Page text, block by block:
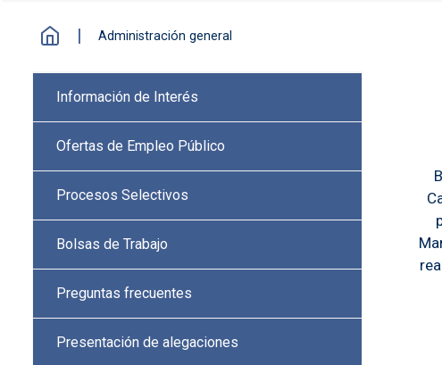
Administración general
Menú lateral Procesos selectivos
Información de Interés
Ofertas de Empleo Público
Procesos Selectivos
Bolsas de Trabajo
Preguntas frecuentes
Presentación de alegaciones